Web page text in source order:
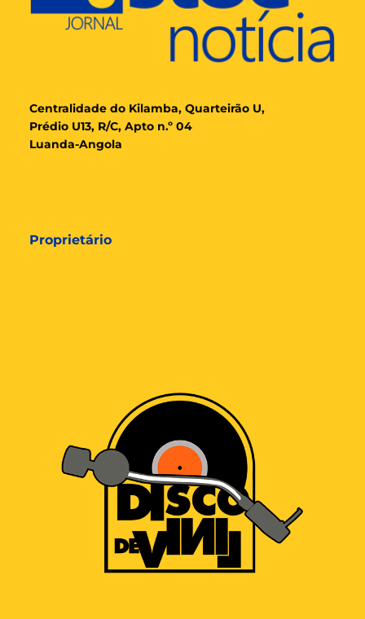
Centralidade do Kilamba, Quarteirão U,
Prédio U13, R/C, Apto n.º 04
Luanda-Angola
Proprietário